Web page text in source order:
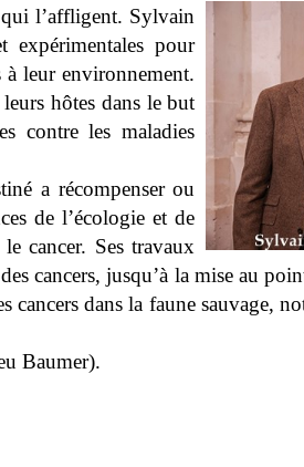
l’affligent. Sylvain
expérimentales pour
à leur environnement.
hôtes dans le but
contre les maladies
a récompenser ou
de l’écologie et de
cancer. Ses travaux
cancers, jusqu’à la mise au
cancers dans la faune sauvage,
Baumer).